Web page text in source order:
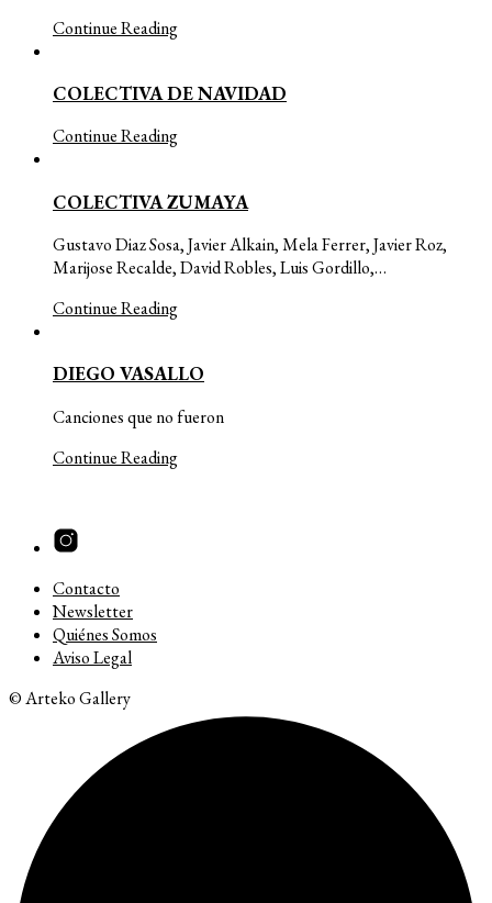
Continue Reading
COLECTIVA DE NAVIDAD
Continue Reading
COLECTIVA ZUMAYA
Gustavo Diaz Sosa, Javier Alkain, Mela Ferrer, Javier Roz,
Marijose Recalde, David Robles, Luis Gordillo,…
Continue Reading
DIEGO VASALLO
Canciones que no fueron
Continue Reading
Contacto
Newsletter
Quiénes Somos
Aviso Legal
© Arteko Gallery